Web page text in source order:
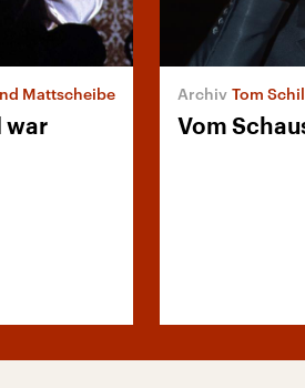
Mattscheibe
war
Tom
Vom